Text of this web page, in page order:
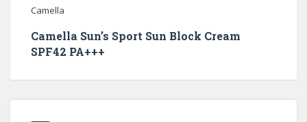
Camella
Camella Sun’s Sport Sun Block Cream
SPF42 PA+++